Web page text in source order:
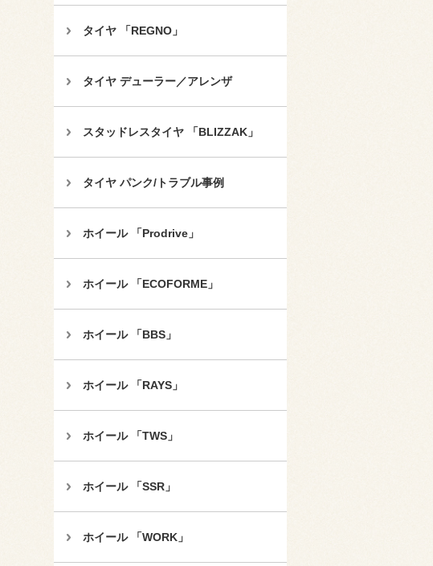
タイヤ 「REGNO」
タイヤ デューラー／アレンザ
スタッドレスタイヤ 「BLIZZAK」
タイヤ パンク/トラブル事例
ホイール 「Prodrive」
ホイール 「ECOFORME」
ホイール 「BBS」
ホイール 「RAYS」
ホイール 「TWS」
ホイール 「SSR」
ホイール 「WORK」